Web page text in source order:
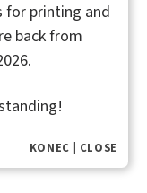
KONEC | CLOSE
for printing and
back from